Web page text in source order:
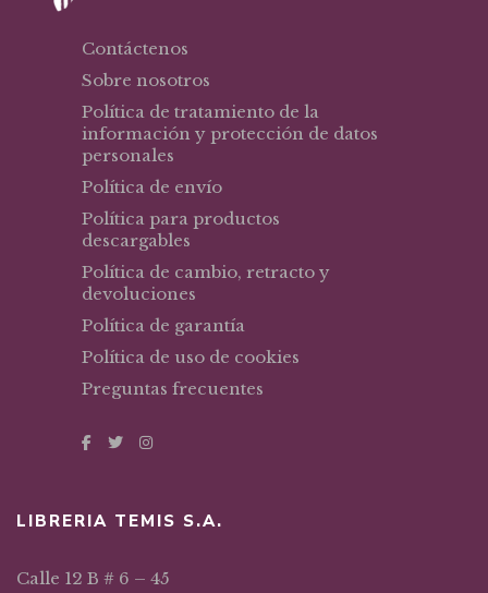
Contáctenos
Sobre nosotros
Política de tratamiento de la
información y protección de datos
personales
Política de envío
Política para productos
descargables
Política de cambio, retracto y
devoluciones
Política de garantía
Política de uso de cookies
Preguntas frecuentes
LIBRERIA TEMIS S.A.
Calle 12 B # 6 – 45